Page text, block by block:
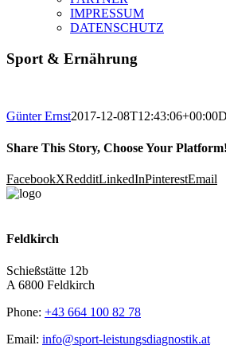
IMPRESSUM
DATENSCHUTZ
Sport & Ernährung
Günter Ernst2017-12-08T12:43:06+00:00
Share This Story, Choose Your Platform!
FacebookXRedditLinkedInPinterestEmail
Feldkirch
Schießstätte 12b
A 6800 Feldkirch
Phone: +43 664 100 82 78
Email: info@sport-leistungsdiagnostik.at